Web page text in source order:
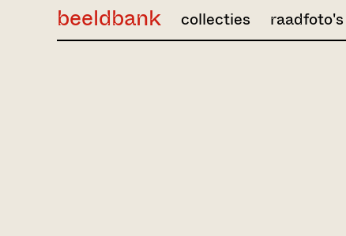
beeldbank collecties raadfoto's